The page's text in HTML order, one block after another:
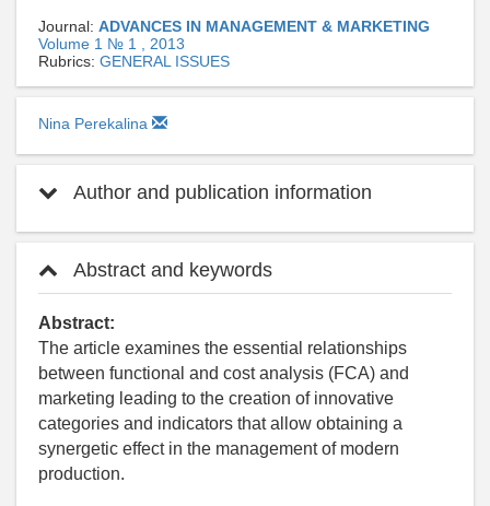
Journal: ADVANCES IN MANAGEMENT & MARKETING
Volume 1 № 1 , 2013
Rubrics: GENERAL ISSUES
Nina Perekalina
Author and publication information
Abstract and keywords
Abstract:
The article examines the essential relationships
between functional and cost analysis (FCA) and
marketing leading to the creation of innovative
categories and indicators that allow obtaining a
synergetic effect in the management of modern
production.